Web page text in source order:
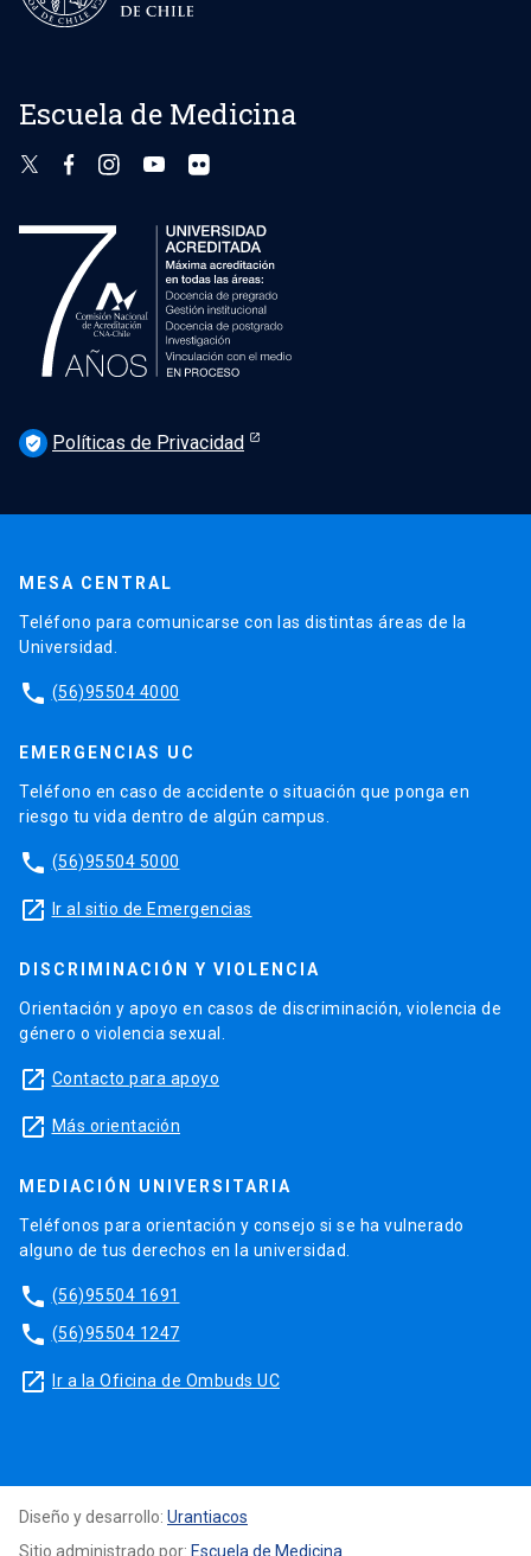
Escuela de Medicina
verified_user Políticas de Privacidad
MESA CENTRAL
Teléfono para comunicarse con las distintas áreas de la
Universidad.
phone (56)95504 4000
EMERGENCIAS UC
Teléfono en caso de accidente o situación que ponga en
riesgo tu vida dentro de algún campus.
phone (56)95504 5000
launch Ir al sitio de Emergencias
DISCRIMINACIÓN Y VIOLENCIA
Orientación y apoyo en casos de discriminación, violencia de
género o violencia sexual.
launch Contacto para apoyo
launch Más orientación
MEDIACIÓN UNIVERSITARIA
Teléfonos para orientación y consejo si se ha vulnerado
alguno de tus derechos en la universidad.
phone (56)95504 1691
phone (56)95504 1247
launch Ir a la Oficina de Ombuds UC
Diseño y desarrollo: Urantiacos
Sitio administrado por: Escuela de Medicina